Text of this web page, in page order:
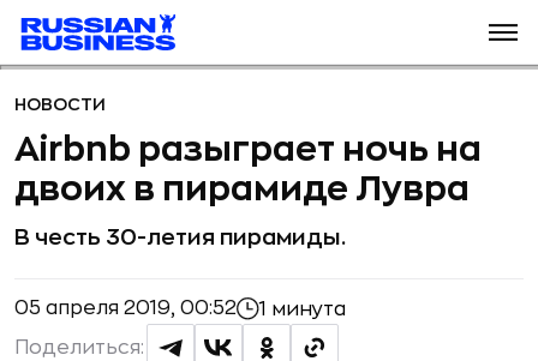
НОВОСТИ
Airbnb разыграет ночь на
двоих в пирамиде Лувра
В честь 30-летия пирамиды.
05 апреля 2019, 00:52 1 минута
Поделиться: